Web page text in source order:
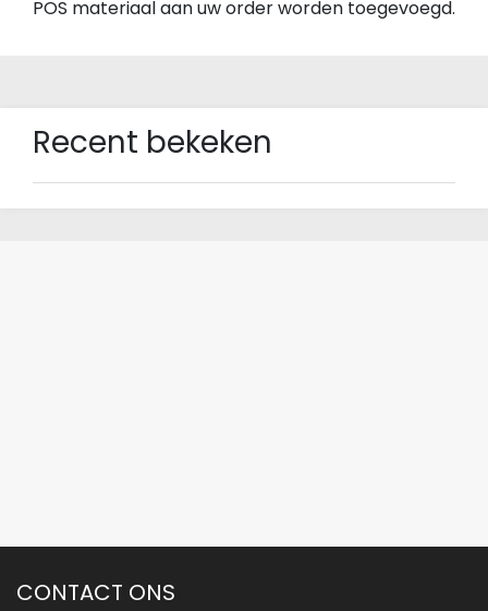
POS materiaal aan uw order worden toegevoegd.
Recent bekeken
CONTACT ONS